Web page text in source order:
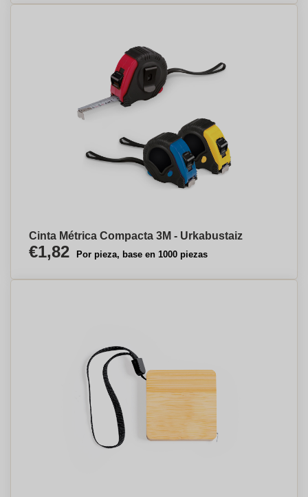
Cinta Métrica Compacta 3M - Urkabustaiz
€1,82 Por pieza, base en 1000 piezas